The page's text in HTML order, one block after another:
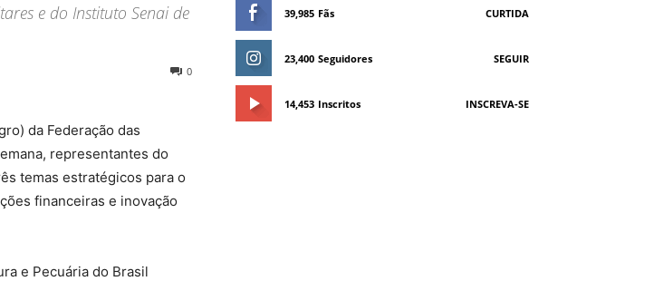
e do Instituto Senai de
0
da Federação das
representantes do
temas estratégicos para o
financeiras e inovação
e Pecuária do Brasil
39,985 Fãs CURTIDA
23,400 Seguidores SEGUIR
14,453 Inscritos INSCREVA-SE